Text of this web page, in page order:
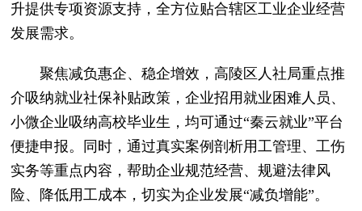
升提供专项资源支持，全方位贴合辖区工业企业经营
发展需求。
聚焦减负惠企、稳企增效，高陵区人社局重点推
介吸纳就业社保补贴政策，企业招用就业困难人员、
小微企业吸纳高校毕业生，均可通过“秦云就业”平台
便捷申报。同时，通过真实案例剖析用工管理、工伤
实务等重点内容，帮助企业规范经营、规避法律风
险、降低用工成本，切实为企业发展“减负增能”。